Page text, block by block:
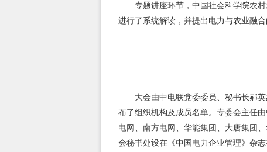
专题讲座环节，中国社会科学院农村
进行了系统解读，并提出电力与农业融合
大会由中电联党委委员、秘书长郝英
布了组织机构及成员名单。专委会主任
电网、南方电网、华能集团、大唐集团
会秘书处设在《中国电力企业管理》杂